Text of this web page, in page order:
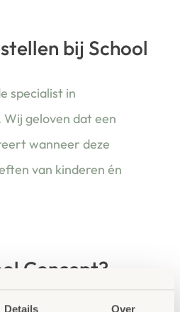
Details Over
bij School
specialist in
geloven dat een
wanneer deze
van kinderen én
Concept?
start vanuit uw idee